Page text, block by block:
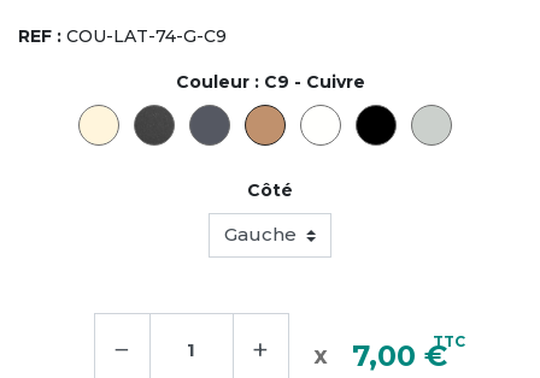
REF : COU-LAT-74-G-C9
Couleur : C9 - Cuivre
Côté
− + 7,00 €TTC